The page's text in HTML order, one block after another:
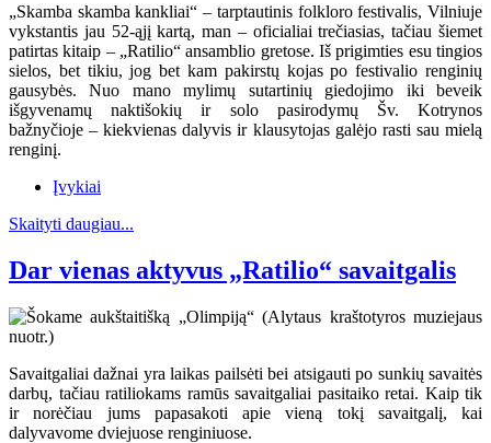
„Skamba skamba kankliai“ – tarptautinis folkloro festivalis, Vilniuje
vykstantis jau 52-ąjį kartą, man – oficialiai trečiasias, tačiau šiemet
patirtas kitaip – „Ratilio“ ansamblio gretose. Iš prigimties esu tingios
sielos, bet tikiu, jog bet kam pakirstų kojas po festivalio renginių
gausybės. Nuo mano mylimų sutartinių giedojimo iki beveik
išgyvenamų naktišokių ir solo pasirodymų Šv. Kotrynos
bažnyčioje – kiekvienas dalyvis ir klausytojas galėjo rasti sau mielą
renginį.
Įvykiai
Skaityti daugiau...
Dar vienas aktyvus „Ratilio“ savaitgalis
Savaitgaliai dažnai yra laikas pailsėti bei atsigauti po sunkių savaitės
darbų, tačiau ratiliokams ramūs savaitgaliai pasitaiko retai. Kaip tik
ir norėčiau jums papasakoti apie vieną tokį savaitgalį, kai
dalyvavome dviejuose renginiuose.